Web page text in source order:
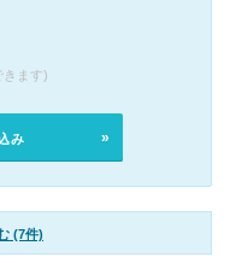
きます)
み
(7件)